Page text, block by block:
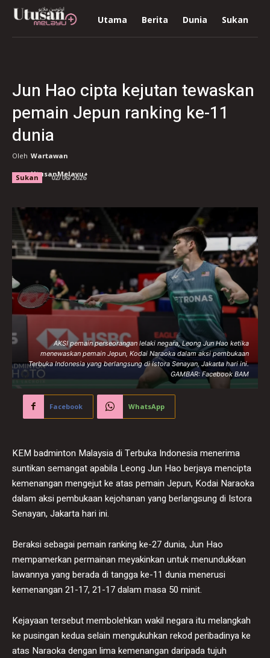
Utama Berita Dunia Sukan
Jun Hao cipta kejutan tewaskan
pemain Jepun ranking ke-11
dunia
Oleh Wartawan
UtusanMelayu+
Sukan 02/06/2026
AKSI pemain perseorangan lelaki negara, Leong Jun Hao ketika
menewaskan pemain Jepun, Kodai Naraoka dalam aksi pembukaan
Terbuka Indonesia yang berlangsung di Istora Senayan, Jakarta hari ini.
GAMBAR: Facebook BAM
Facebook WhatsApp
KEM badminton Malaysia di Terbuka Indonesia menerima
suntikan semangat apabila Leong Jun Hao berjaya mencipta
kemenangan mengejut ke atas pemain Jepun, Kodai Naraoka
dalam aksi pembukaan kejohanan yang berlangsung di Istora
Senayan, Jakarta hari ini.
Beraksi sebagai pemain ranking ke-27 dunia, Jun Hao
mempamerkan permainan meyakinkan untuk menundukkan
lawannya yang berada di tangga ke-11 dunia menerusi
kemenangan 21-17, 21-17 dalam masa 50 minit.
Kejayaan tersebut membolehkan wakil negara itu melangkah
ke pusingan kedua selain mengukuhkan rekod peribadinya ke
atas Naraoka dengan lima kemenangan daripada tujuh